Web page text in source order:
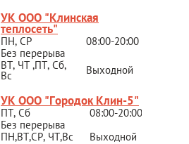
УК ООО "Клинская
теплосеть"
ПН, СР
08:00-20:00
Без перерыва
ВТ, ЧТ ,ПТ, Сб,
Вс Выходной
УК ООО "Городок Клин-5"
ПТ, Сб
08:00-20:00
Без перерыва
ПН,ВТ,СР, ЧТ,Вс Выходной